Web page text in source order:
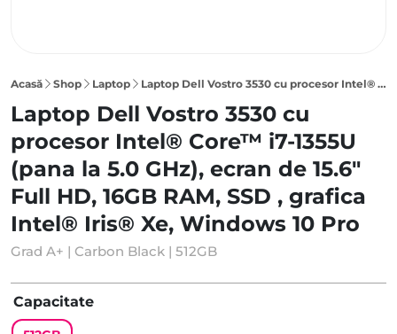
Acasă Shop Laptop Laptop Dell Vostro 3530 cu procesor Intel® Core™ i7-1355U (pana la 5.0 GHz), ecran de 15.6″ Full HD, 16GB RAM, SSD 512GB, grafica Intel® Iris® Xe, Windows 10 Pro, Carbon Black
Laptop Dell Vostro 3530 cu
procesor Intel® Core™ i7-1355U
(pana la 5.0 GHz), ecran de 15.6"
Full HD, 16GB RAM, SSD , grafica
Intel® Iris® Xe, Windows 10 Pro
Grad A+ | Carbon Black | 512GB
Capacitate